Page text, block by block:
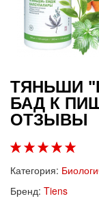
ТЯНЬШИ
БАД К
ОТЗЫВЫ
Категория:
Бренд: Tiens